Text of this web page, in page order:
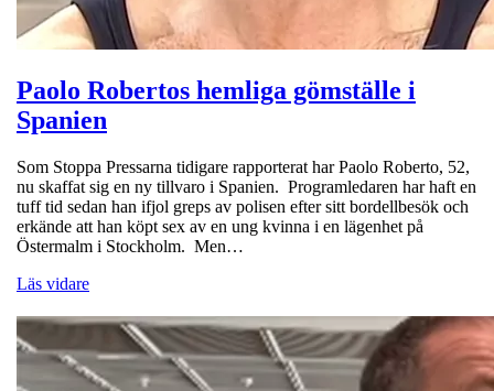
Paolo Robertos hemliga gömställe i
Spanien
Som Stoppa Pressarna tidigare rapporterat har Paolo Roberto, 52,
nu skaffat sig en ny tillvaro i Spanien. Programledaren har haft en
tuff tid sedan han ifjol greps av polisen efter sitt bordellbesök och
erkände att han köpt sex av en ung kvinna i en lägenhet på
Östermalm i Stockholm. Men…
Läs vidare